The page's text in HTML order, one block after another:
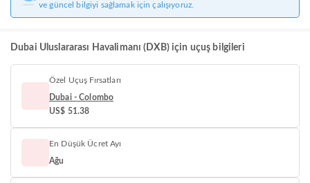
ve güncel bilgiyi sağlamak için çalışıyoruz.
Dubai Uluslararası Havalimanı (DXB) için uçuş bilgileri
Özel Uçuş Fırsatları
Dubai - Colombo
US$ 51.38
En Düşük Ücret Ayı
Ağu